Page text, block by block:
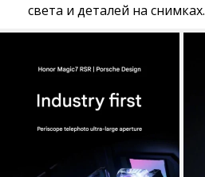
света и деталей на снимках.